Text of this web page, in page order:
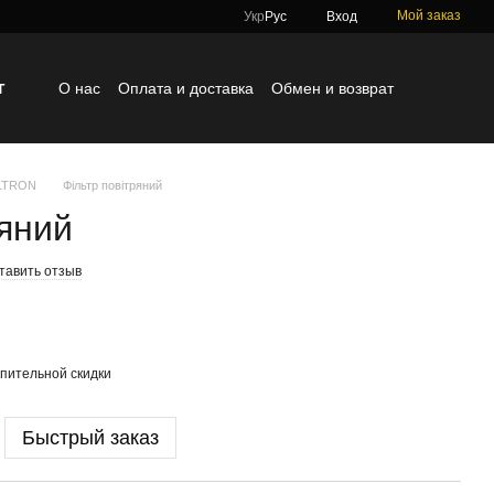
Укр Рус Вход Мой заказ
О нас Оплата и доставка
Обмен и возврат
Фільтр повітряний
отзыв
скидки
Быстрый заказ